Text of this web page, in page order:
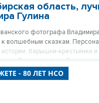
область,
Гулина
фотографа
к волшебным сказкам.
истории, барышни-крестьянки
Лучшие работы
посвященных 80-
области.
- 80 ЛЕТ НСО